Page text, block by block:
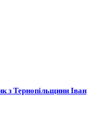
з Тернопільщини Іван